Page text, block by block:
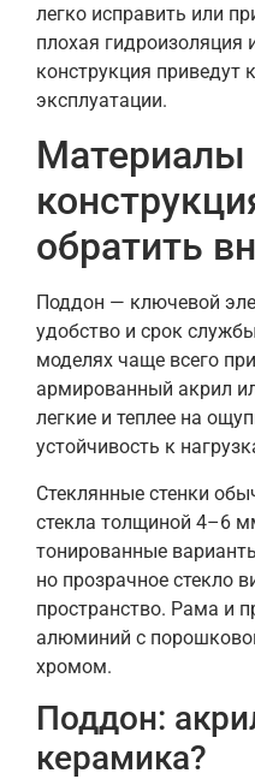
легко исправить или
плохая гидроизоляция
конструкция приведут
эксплуатации.
Материалы
обратить
Поддон — ключевой
удобство и срок
моделях чаще всего
армированный акрил
легкие и теплее на
устойчивость к
Стеклянные стенки
стекла толщиной 4–6
тонированные
но прозрачное стекло
пространство. Рама и
алюминий с
хромом.
Поддон:
керамика?